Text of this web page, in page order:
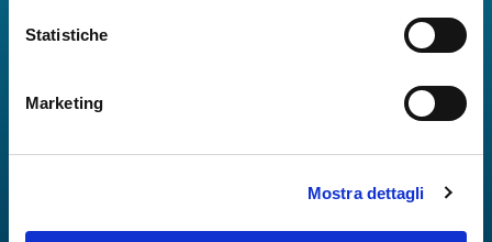
Statistiche
Marketing
Mostra dettagli